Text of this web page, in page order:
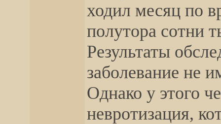
ходил месяц по
полутора сотни
Результаты
заболевание не
Однако у этого
невротизация,